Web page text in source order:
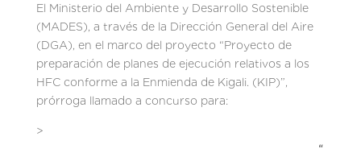
El Ministerio del Ambiente y Desarrollo Sostenible
(MADES), a través de la Dirección General del Aire
(DGA), en el marco del proyecto “Proyecto de
preparación de planes de ejecución relativos a los
HFC conforme a la Enmienda de Kigali. (KIP)”,
prórroga llamado a concurso para:
>
“